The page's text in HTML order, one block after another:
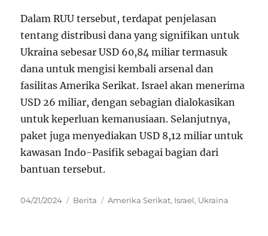
Dalam RUU tersebut, terdapat penjelasan
tentang distribusi dana yang signifikan untuk
Ukraina sebesar USD 60,84 miliar termasuk
dana untuk mengisi kembali arsenal dan
fasilitas Amerika Serikat. Israel akan menerima
USD 26 miliar, dengan sebagian dialokasikan
untuk keperluan kemanusiaan. Selanjutnya,
paket juga menyediakan USD 8,12 miliar untuk
kawasan Indo-Pasifik sebagai bagian dari
bantuan tersebut.
Posted
04/21/2024 Categories
Berita Tags
Amerika Serikat, Israel, Ukraina